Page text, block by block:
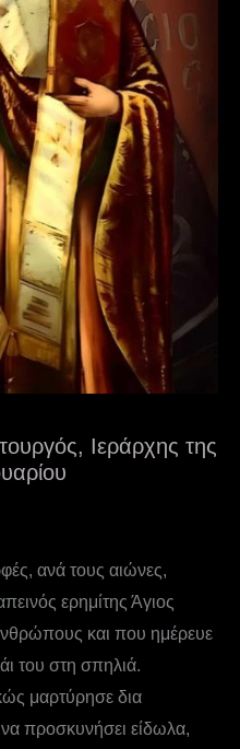
Ιεράρχης της
ανά τους αιώνες,
ερημίτης Άγιος
και που ημέρευε
του στη σπηλιά.
μαρτύρησε δια
προσκυνήσει είδωλα,